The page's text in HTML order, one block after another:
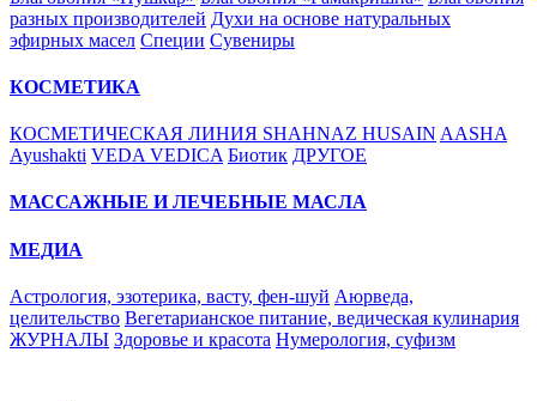
разных производителей Духи на основе натуральных
эфирных масел Специи Сувениры
КОСМЕТИКА
КОСМЕТИЧЕСКАЯ ЛИНИЯ SHAHNAZ HUSAIN AASHA
Ayushakti VEDA VEDICA Биотик ДРУГОЕ
МАССАЖНЫЕ И ЛЕЧЕБНЫЕ МАСЛА
МЕДИА
Астрология, эзотерика, васту, фен-шуй Аюрведа,
целительство Вегетарианское питание, ведическая кулинария
ЖУРНАЛЫ Здоровье и красота Нумерология, суфизм